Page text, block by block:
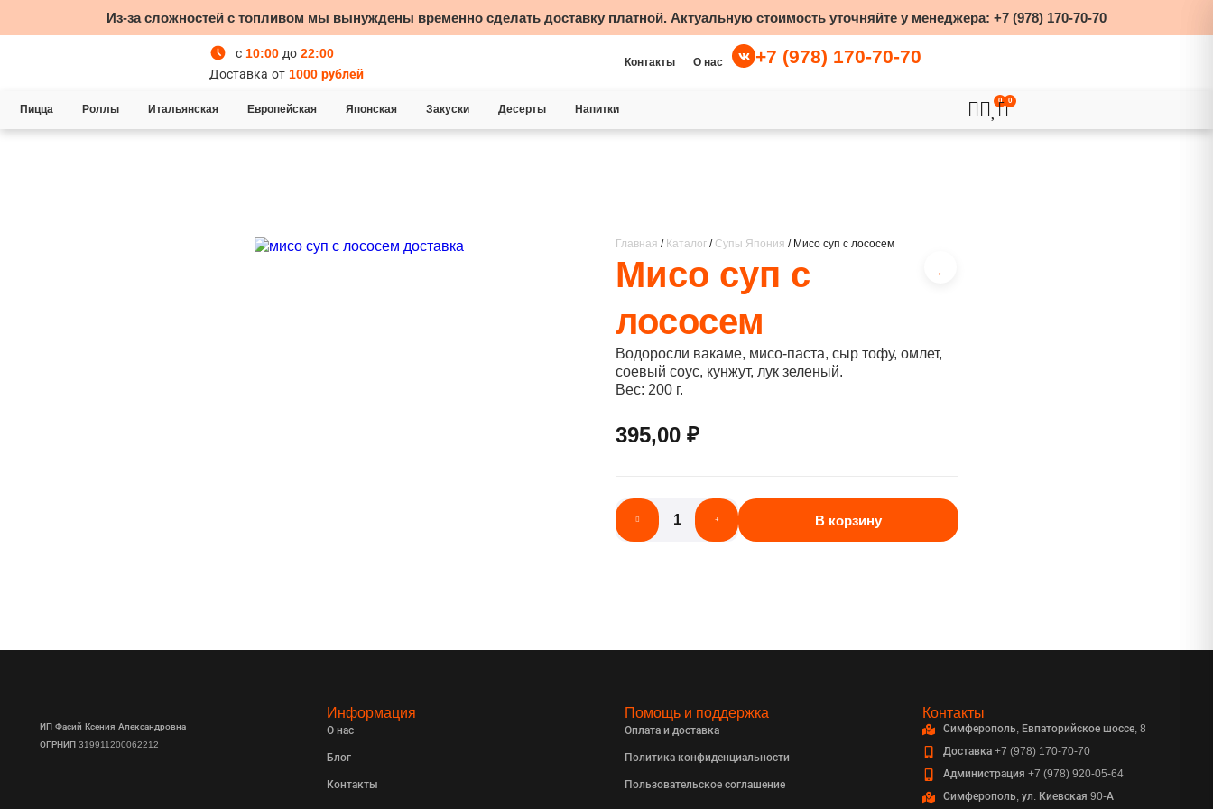
Из-за сложностей с топливом мы вынуждены временно сделать доставку платной. Актуальную стоимость уточняйте у менеджера: +7 (978) 170-70-70
с 10:00до 22:00
Доставка от 1000 рублей
Контакты О нас +7 (978) 170-70-70
Пицца Роллы Итальянская Европейская Японская Закуски Десерты Напитки
0 0
Главная / Каталог / Супы Япония / Мисо суп с лососем
Мисо суп с
лососем
Водоросли вакаме, мисо-паста, сыр тофу, омлет,
соевый соус, кунжут, лук зеленый.
Вес: 200 г.
395,00 ₽
В корзину
ИП Фасий Ксения Александровна
ОГРНИП 319911200062212
Информация
О нас
Блог
Контакты
Помощь и поддержка
Оплата и доставка
Политика конфиденциальности
Пользовательское соглашение
Контакты
Симферополь, Евпаторийское шоссе, 8
Доставка +7 (978) 170-70-70
Администрация +7 (978) 920-05-64
Симферополь, ул. Киевская 90-А